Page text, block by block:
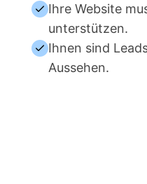
Ihre Website
unterstützen.
Ihnen sind
Aussehen.